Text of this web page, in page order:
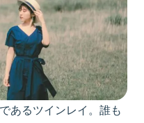
あるツインレイ。誰も